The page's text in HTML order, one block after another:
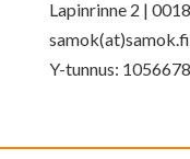
Lapinrinne 2 |
samok(at)samok.fi
Y-tunnus: